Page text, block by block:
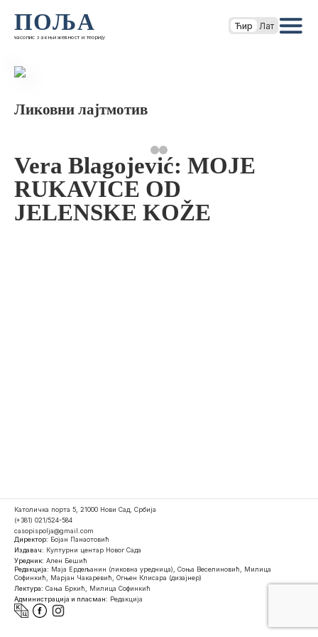
ПОЉА
часопис за књижевност и теорију
Ћир Лат
Ликовни лајтмотив
Vera Blagojević: MOJE
RUKAVICE OD
JELENSKE KOŽE
Католичка порта 5, 21000 Нови Сад, Србија
(+381) 021/524-584
casopispolja@gmail.com
Директор: Бојан Панаотовић
Издавач: Културни центар Новог Сада
Уредник: Ален Бешић
Редакција: Маја Ердељанин (ликовна уредница), Соња Веселиновић, Милица
Софинкић, Марјан Чакаревић, Огњен Клисара (дизајнер)
Лектура: Сања Бркић, Милица Софинкић
Администрација и пласман: Редакција